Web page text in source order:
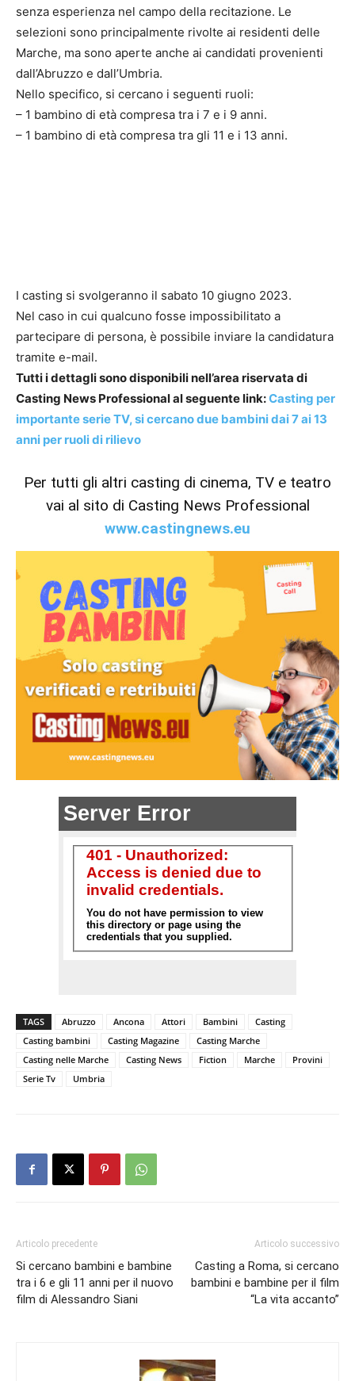
senza esperienza nel campo della recitazione. Le
selezioni sono principalmente rivolte ai residenti delle
Marche, ma sono aperte anche ai candidati provenienti
dall’Abruzzo e dall’Umbria.
Nello specifico, si cercano i seguenti ruoli:
– 1 bambino di età compresa tra i 7 e i 9 anni.
– 1 bambino di età compresa tra gli 11 e i 13 anni.
I casting si svolgeranno il sabato 10 giugno 2023.
Nel caso in cui qualcuno fosse impossibilitato a
partecipare di persona, è possibile inviare la candidatura
tramite e-mail.
Tutti i dettagli sono disponibili nell’area riservata di
Casting News Professional al seguente link:Casting per
importante serie TV, si cercano due bambini dai 7 ai 13
anni per ruoli di rilievo
Per tutti gli altri casting di cinema, TV e teatro
vai al sito di Casting News Professional
www.castingnews.eu
TAGS Abruzzo Ancona Attori Bambini
Casting
Casting bambini
Casting Magazine
Casting Marche
Casting nelle Marche
Casting News Fiction Marche
Provini
Serie Tv
Umbria
Articolo precedente
Si cercano bambini e bambine
tra i 6 e gli 11 anni per il nuovo
film di Alessandro Siani
Articolo successivo
Casting a Roma, si cercano
bambini e bambine per il film
“La vita accanto”